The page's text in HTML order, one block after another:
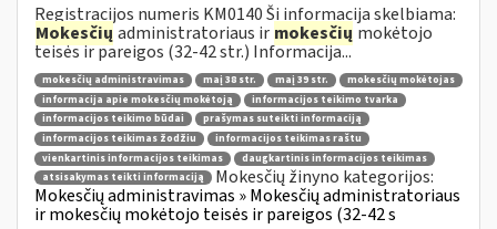
Registracijos numeris KM0140 Ši informacija skelbiama:
Mokesčių administratoriaus ir mokesčių mokėtojo
teisės ir pareigos (32-42 str.) Informacija...
mokesčių administravimas maį 38 str. maį 39 str.
mokesčių mokėtojas
informacija apie mokesčių mokėtoją
informacijos teikimo tvarka
informacijos teikimo būdai
prašymas suteikti informaciją
informacijos teikimas žodžiu
informacijos teikimas raštu
vienkartinis informacijos teikimas
daugkartinis informacijos teikimas
atsisakymas teikti informaciją
Mokesčių žinyno kategorijos:
Mokesčių administravimas » Mokesčių administratoriaus
ir mokesčių mokėtojo teisės ir pareigos (32-42 s